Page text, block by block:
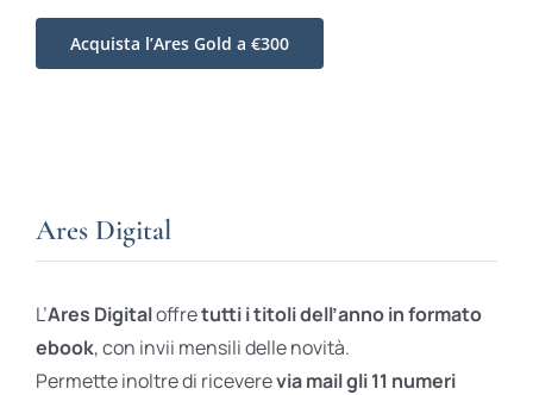
Acquista l’Ares Gold a €300
Ares Digital
L’Ares Digitaloffretutti i titoli dell’anno in formato
ebook, con invii mensili delle novità.
Permette inoltre di riceverevia mail gli 11 numeri